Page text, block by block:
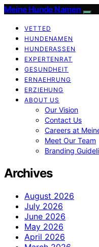
Meine Hunde Namen
VETTED
HUNDENAMEN
HUNDERASSEN
EXPERTENRAT
GESUNDHEIT
ERNAEHRUNG
ERZIEHUNG
ABOUT US
Our Vision
Contact Us
Careers at
Meet Our Team
Branding
Archives
August 2026
July 2026
June 2026
May 2026
April 2026